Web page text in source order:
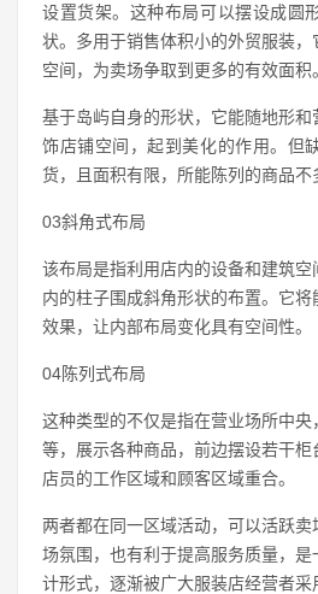
设置货架。这种布局可以摆设成圆
状。多用于销售体积小的外贸服装
空间，为卖场争取到更多的有效面积。
基于岛屿自身的形状，它能随地形
饰店铺空间，起到美化的作用。但
货，且面积有限，所能陈列的商品不
03斜角式布局
该布局是指利用店内的设备和建筑
内的柱子围成斜角形状的布置。它
效果，让内部布局变化具有空间性。
04陈列式布局
这种类型的不仅是指在营业场所中
等，展示各种商品，前边摆设若干柜
店员的工作区域和顾客区域重合。
两者都在同一区域活动，可以活跃
场氛围，也有利于提高服务质量，
计形式，逐渐被广大服装店经营者采